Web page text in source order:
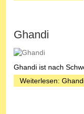
Ghandi
Ghandi ist nach
Weiterlesen: